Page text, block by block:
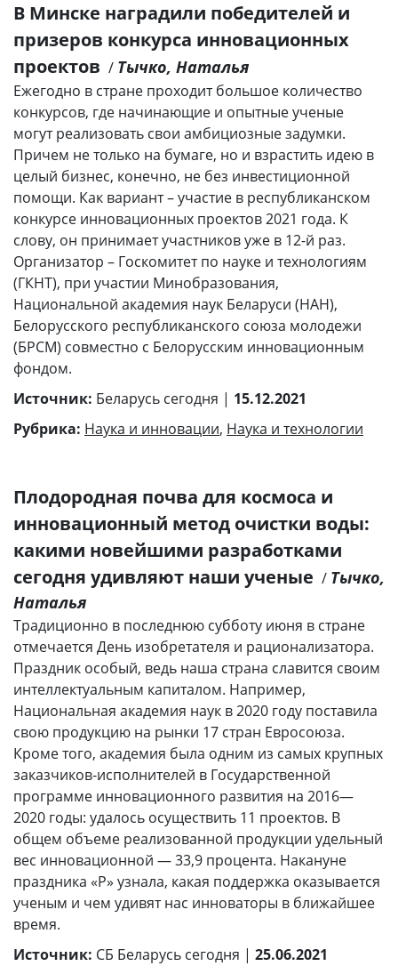
В Минске наградили победителей и
призеров конкурса инновационных
проектов / Тычко, Наталья
Ежегодно в стране проходит большое количество
конкурсов, где начинающие и опытные ученые
могут реализовать свои амбициозные задумки.
Причем не только на бумаге, но и взрастить идею в
целый бизнес, конечно, не без инвестиционной
помощи. Как вариант – участие в республиканском
конкурсе инновационных проектов 2021 года. К
слову, он принимает участников уже в 12-й раз.
Организатор – Госкомитет по науке и технологиям
(ГКНТ), при участии Минобразования,
Национальной академия наук Беларуси (НАН),
Белорусского республиканского союза молодежи
(БРСМ) совместно с Белорусским инновационным
фондом.
Источник: Беларусь сегодня | 15.12.2021
Рубрика: Наука и инновации, Наука и технологии
Плодородная почва для космоса и
инновационный метод очистки воды:
какими новейшими разработками
сегодня удивляют наши ученые / Тычко,
Наталья
Традиционно в последнюю субботу июня в стране
отмечается День изобретателя и рационализатора.
Праздник особый, ведь наша страна славится своим
интеллектуальным капиталом. Например,
Национальная академия наук в 2020 году поставила
свою продукцию на рынки 17 стран Евросоюза.
Кроме того, академия была одним из самых крупных
заказчиков-исполнителей в Государственной
программе инновационного развития на 2016—
2020 годы: удалось осуществить 11 проектов. В
общем объеме реализованной продукции удельный
вес инновационной — 33,9 процента. Накануне
праздника «Р» узнала, какая поддержка оказывается
ученым и чем удивят нас инноваторы в ближайшее
время.
Источник: СБ Беларусь сегодня | 25.06.2021